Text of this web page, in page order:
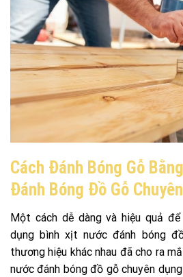
Cách Đánh Bóng Gỗ
Đánh Bóng Đồ Gỗ
Một cách dễ dàng và hiệu quả
dụng bình xịt nước đánh bóng
thương hiệu khác nhau đã cho ra
nước đánh bóng đồ gỗ chuyên